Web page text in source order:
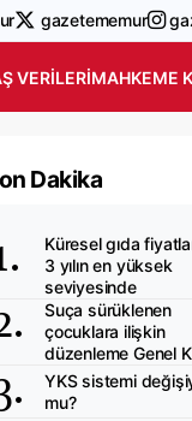
gazetememur
VERILERIMAHKEME
Dakika
Küresel gıda
3 yılın en yüksek
seviyesinde
Suça sürüklenen
çocuklara ilişkin
düzenleme Genel
YKS sistemi
mu?